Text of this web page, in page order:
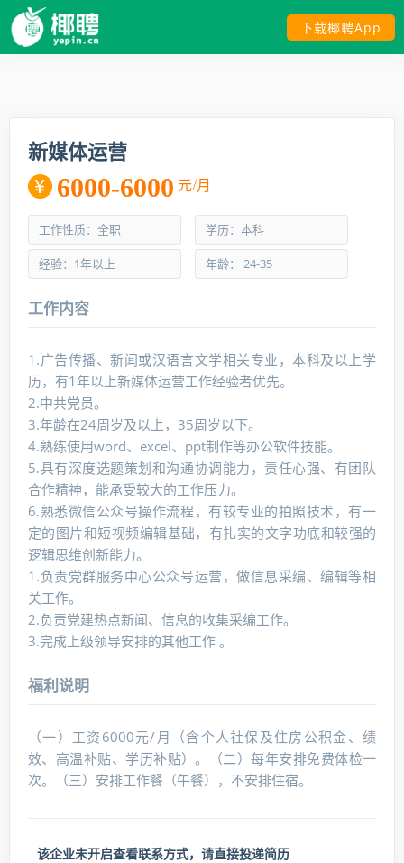
下载椰聘App
新媒体运营
6000-6000 元/月
工作性质：全职 学历：本科
经验：1年以上 年龄： 24-35
工作内容
1.广告传播、新闻或汉语言文学相关专业，本科及以上学
历，有1年以上新媒体运营工作经验者优先。
2.中共党员。
3.年龄在24周岁及以上，35周岁以下。
4.熟练使用word、excel、ppt制作等办公软件技能。
5.具有深度选题策划和沟通协调能力，责任心强、有团队
合作精神，能承受较大的工作压力。
6.熟悉微信公众号操作流程，有较专业的拍照技术，有一
定的图片和短视频编辑基础，有扎实的文字功底和较强的
逻辑思维创新能力。
1.负责党群服务中心公众号运营，做信息采编、编辑等相
关工作。
2.负责党建热点新闻、信息的收集采编工作。
3.完成上级领导安排的其他工作 。
福利说明
（一）工资6000元/月（含个人社保及住房公积金、绩
效、高温补贴、学历补贴）。（二）每年安排免费体检一
次。（三）安排工作餐（午餐），不安排住宿。
该企业未开启查看联系方式，请直接投递简历